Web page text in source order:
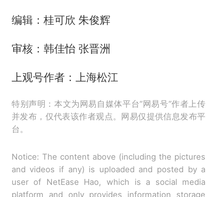
编辑：桂可欣 朱俊辉
审核：韩佳怡 张晋洲
上观号作者：上海松江
特别声明：本文为网易自媒体平台“网易号”作者上传
并发布，仅代表该作者观点。网易仅提供信息发布平
台。
Notice: The content above (including the pictures
and videos if any) is uploaded and posted by a
user of NetEase Hao, which is a social media
platform and only provides information storage